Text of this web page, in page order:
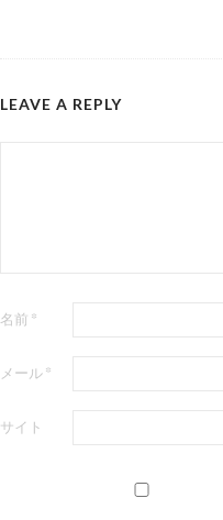
LEAVE A REPLY
名前 *
メール*
サイト